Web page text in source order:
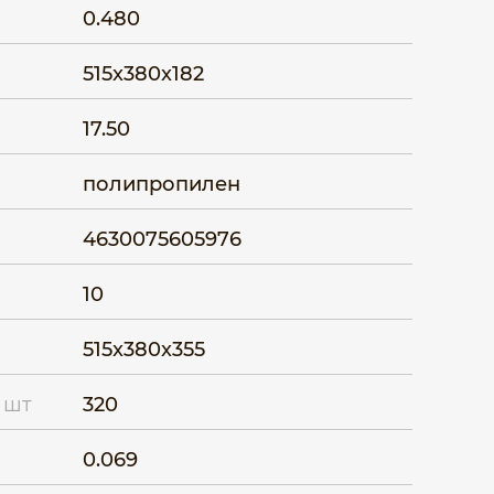
0.480
515x380x182
17.50
полипропилен
4630075605976
10
515x380x355
шт 320
0.069